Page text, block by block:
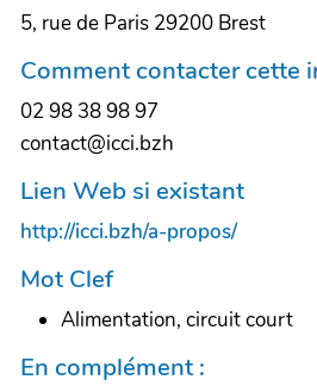
5, rue de Paris 29200 Brest
Comment contacter cette
02 98 38 98 97
contact@icci.bzh
Lien Web si existant
http://icci.bzh/a-propos/
Mot Clef
Alimentation, circuit court
En complément :